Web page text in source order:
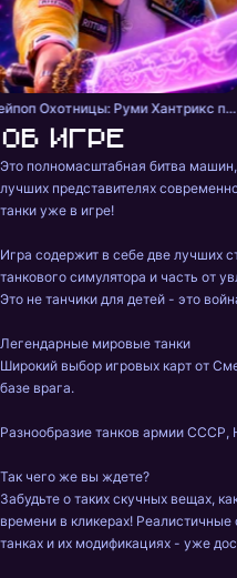
Кейпоп Охотницы: Руми Хантрикс против Демонов
Об игре
Это полномасштабная битва
лучших представителях
танки уже в игре!
Игра содержит в себе две лучших
танкового симулятора и часть от
Это не танчики для детей - это
Легендарные мировые танки
Широкий выбор игровых карт от
базе врага.
Разнообразие танков армии СССР,
Так чего же вы ждете?
Забудьте о таких скучных вещах,
времени в кликерах!
танках и их модификациях - уже